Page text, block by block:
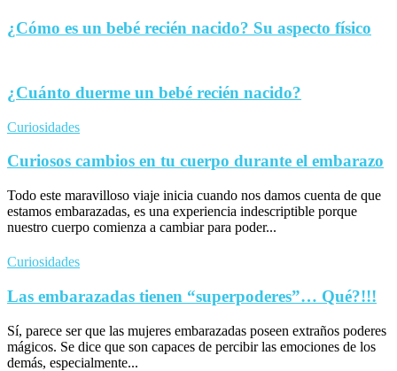
¿Cómo es un bebé recién nacido? Su aspecto físico
¿Cuánto duerme un bebé recién nacido?
Curiosidades
Curiosos cambios en tu cuerpo durante el embarazo
Todo este maravilloso viaje inicia cuando nos damos cuenta de que
estamos embarazadas, es una experiencia indescriptible porque
nuestro cuerpo comienza a cambiar para poder...
Curiosidades
Las embarazadas tienen “superpoderes”… Qué?!!!
Sí, parece ser que las mujeres embarazadas poseen extraños poderes
mágicos. Se dice que son capaces de percibir las emociones de los
demás, especialmente...